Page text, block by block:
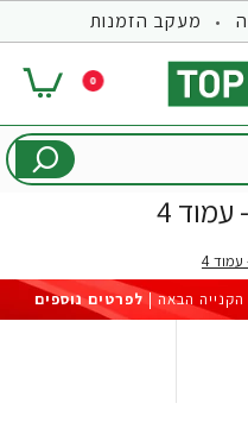
מעקב הזמנות
0
4
4
לפרטים נוספים